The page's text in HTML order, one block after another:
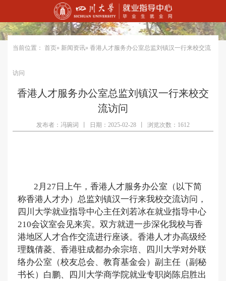
当前位置： 首页» 新闻资讯» 香港人才服务办公室总监刘镇汉一行来校交流
访问
香港人才服务办公室总监刘镇汉一行来校交
流访问
发布者：冯琬词 日期：2025-02-28 浏览次数：1612
2月27日上午，香港人才服务办公室（以下简
称香港人才办） 总监刘镇汉一行来我校交流访问，
四川大学就业指导中心主任刘若冰在就业指导中心
210会议室会见来宾。 双方就进一步深化我校与香
港地区人才合作交流进行座谈。 香港人才办高级经
理魏倩菱、香港驻成都办余宗培、
四川大学对外联
络办公室（校友总会、教育基金会）副主任（副秘
书长）白鹏、
四川大学商学院就业专职岗陈启胜出